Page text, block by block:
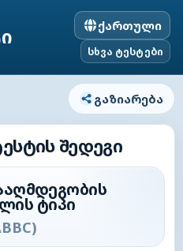
ქართული
სხვა ტესტები
გაზიარება
შედეგი
ტიპი
)